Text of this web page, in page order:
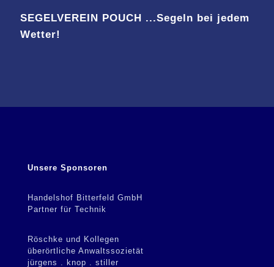
SEGELVEREIN POUCH ...Segeln bei jedem
Wetter!
Unsere Sponsoren
Handelshof Bitterfeld GmbH
Partner für Technik
Röschke und Kollegen
überörtliche Anwaltssozietät
jürgens . knop . stiller